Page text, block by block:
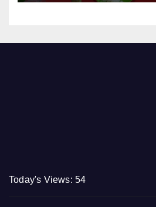
Today's Views: 54